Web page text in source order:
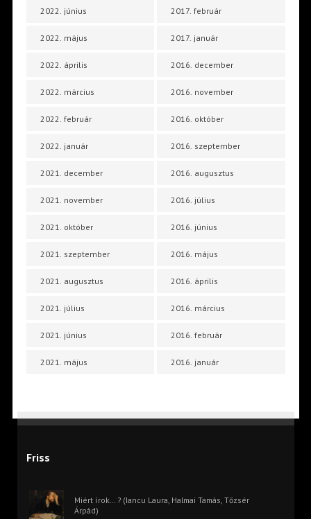
2022. június
2022. május
2022. április
2022. március
2022. február
2022. január
2021. december
2021. november
2021. október
2021. szeptember
2021. augusztus
2021. július
2021. június
2021. május
2017. február
2017. január
2016. december
2016. november
2016. október
2016. szeptember
2016. augusztus
2016. július
2016. június
2016. május
2016. április
2016. március
2016. február
2016. január
Friss
Miért írok… ? (Iancu Laura, Halmai Tamás, Tőzsér
Árpád)